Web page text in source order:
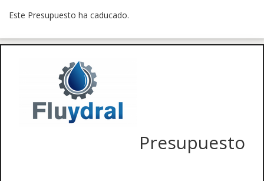
Este Presupuesto ha caducado.
Presupuesto